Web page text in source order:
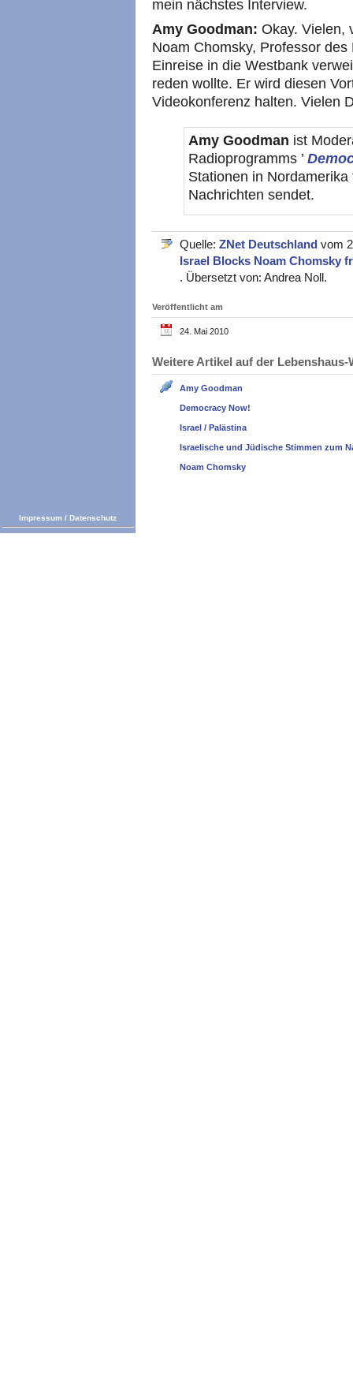
mein nächstes Interview.
Amy Goodman: Okay. Vielen,
Noam Chomsky, Professor
Einreise in die Westbank
reden wollte. Er wird diesen
Videokonferenz halten. Vielen
Amy Goodman ist
Radioprogramms ’
Stationen in
Nachrichten sendet.
Quelle: ZNet Deutschland vom
Israel Blocks Noam Chomsky
. Übersetzt von: Andrea Noll.
Veröffentlicht am
24. Mai 2010
Weitere Artikel auf der
Amy Goodman
Democracy Now!
Israel / Palästina
Israelische und Jüdische Stimmen zum
Noam Chomsky
Impressum / Datenschutz